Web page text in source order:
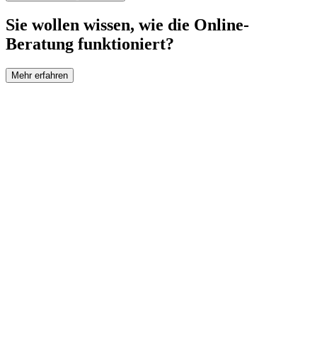
Sie wollen wissen, wie die Online-
Beratung funktioniert?
Mehr erfahren